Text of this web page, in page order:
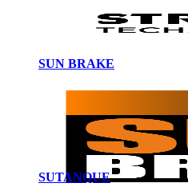
SUN BRAKE
SUTANQUE